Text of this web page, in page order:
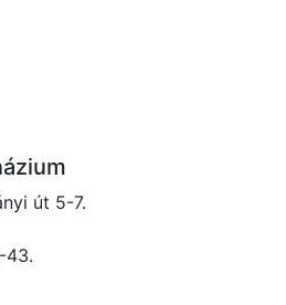
út 5-7.
43.